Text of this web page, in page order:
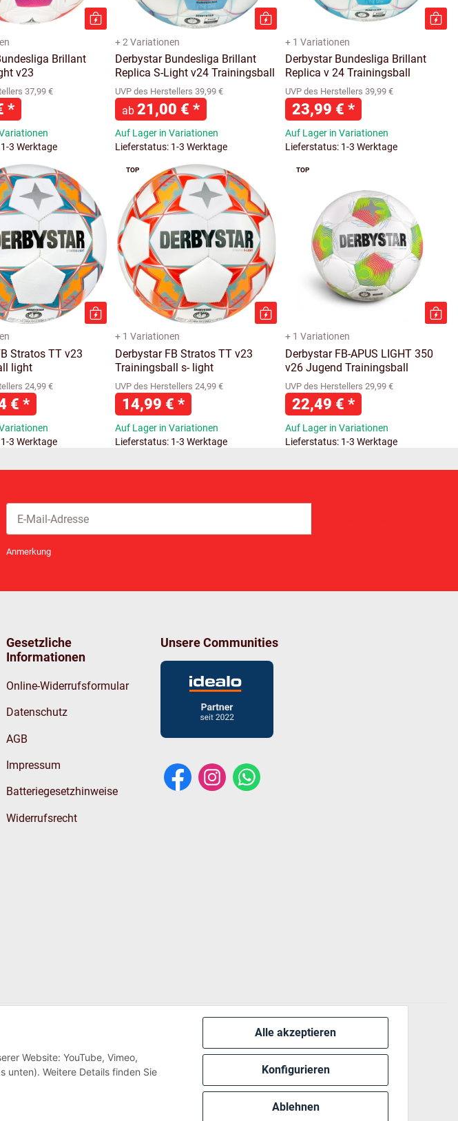
Alle akzeptieren
Konfigurieren
Ablehnen
Website: YouTube, Vimeo,
unten). Weitere Details finden Sie
Brillant
v23
37,99 €
*
3 Werktage
+ 2 Variationen
Derbystar Bundesliga Brillant
Replica S-Light v24 Trainingsball
UVP des Herstellers 39,99 €
ab 21,00 € *
Auf Lager in Variationen
Lieferstatus: 1-3 Werktage
+ 1 Variationen
Derbystar Bundesliga Brillant
Replica v 24 Trainingsball
UVP des Herstellers 39,99 €
23,99 € *
Auf Lager in Variationen
Lieferstatus: 1-3 Werktage
Stratos TT v23
light
24,99 €
€ *
3 Werktage
TOP
+ 1 Variationen
Derbystar FB Stratos TT v23
Trainingsball s- light
UVP des Herstellers 24,99 €
14,99 € *
Auf Lager in Variationen
Lieferstatus: 1-3 Werktage
TOP
+ 1 Variationen
Derbystar FB-APUS LIGHT 350
v26 Jugend Trainingsball
UVP des Herstellers 29,99 €
22,49 € *
Auf Lager in Variationen
Lieferstatus: 1-3 Werktage
Anmerkung
Gesetzliche
Informationen
Online-Widerrufsformular
Datenschutz
AGB
Impressum
Batteriegesetzhinweise
Widerrufsrecht
Unsere Communities